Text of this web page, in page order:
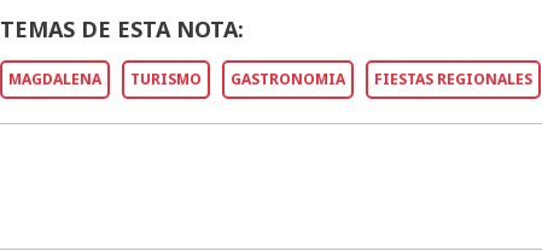
TEMAS DE ESTA NOTA:
MAGDALENA TURISMO GASTRONOMIA FIESTAS REGIONALES